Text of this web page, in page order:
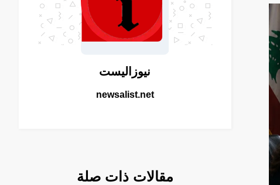
نيوزاليست
newsalist.net
مقالات ذات صلة